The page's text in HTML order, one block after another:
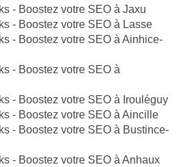
- Boostez votre SEO à Jaxu
- Boostez votre SEO à Lasse
- Boostez votre SEO à Ainhice-
- Boostez votre SEO à
- Boostez votre SEO à Irouléguy
- Boostez votre SEO à Aincille
- Boostez votre SEO à Bustince-
- Boostez votre SEO à Anhaux